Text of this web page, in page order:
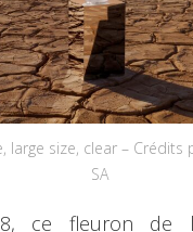
large size, clear –
SA
ce fleuron de